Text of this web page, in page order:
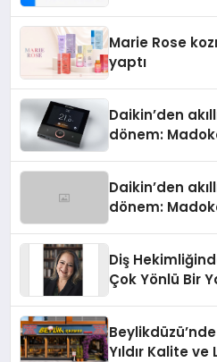
Marie Rose
yaptı
Daikin’den
dönem:
Daikin’den
dönem:
Diş
Çok Yönlü Bir
Yıldır Kalite